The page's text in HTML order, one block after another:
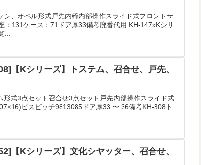
、オベル形式戸先内締内部操作スライド式フロントサ
131ケース：71ドア厚33備考廃番代用 KH-147»Kシリ
...
【Kシリーズ】トステム、召合せ、戸先、
式3点セット召合せ3点セット戸先内部操作スライド式
ビスピッチ9813085ドア厚33 〜 36備考KH-308ト
【Kシリーズ】文化シヤッター、召合せ、